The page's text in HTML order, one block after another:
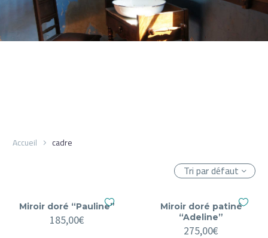
Accueil cadre
Tri par défaut
Miroir doré “Pauline”
185,00€
Miroir doré patiné
“Adeline”
275,00€